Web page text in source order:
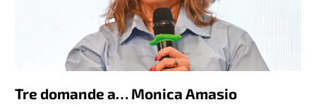
Tre domande a… Monica Amasio